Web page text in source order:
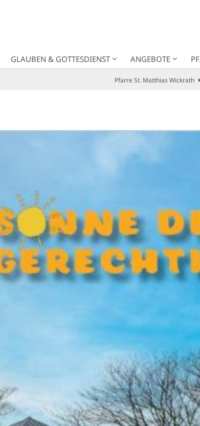
GLAUBEN & GOTTESDIENST ANGEBOTE
Pfarre St. Matthias Wickrath